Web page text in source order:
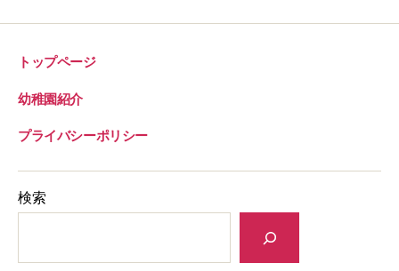
トップページ
幼稚園紹介
プライバシーポリシー
検索